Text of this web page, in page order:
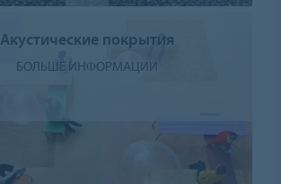
Акустические покрытия
БОЛЬШЕ ИНФОРМАЦИИ